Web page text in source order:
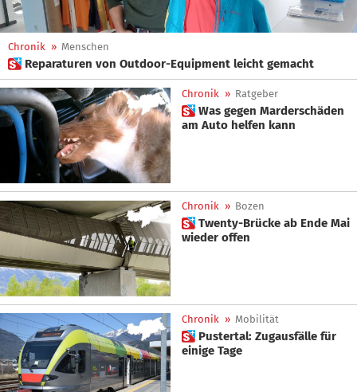
Chronik » Menschen
 Reparaturen von Outdoor-Equipment leicht gemacht
Chronik » Ratgeber
 Was gegen Marderschäden
am Auto helfen kann
Chronik » Bozen
 Twenty-Brücke ab Ende Mai
wieder offen
Chronik » Mobilität
 Pustertal: Zugausfälle für
einige Tage